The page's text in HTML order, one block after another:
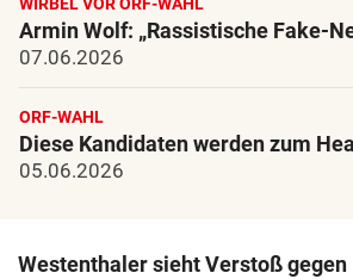
WIRBEL VOR ORF-WAHL
Armin Wolf: „Rassistische Fake-
07.06.2026
ORF-WAHL
Diese Kandidaten werden zum
05.06.2026
Westenthaler sieht Verstoß